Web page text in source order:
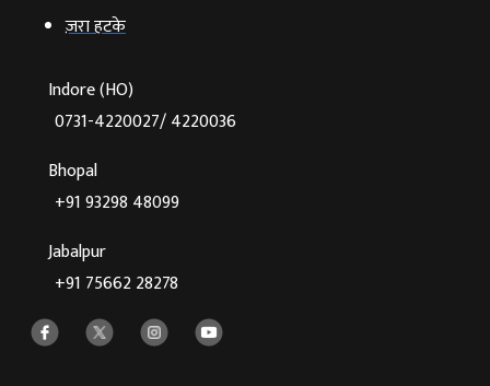
ज़रा हटके
Indore (HO)
0731-4220027/ 4220036
Bhopal
+91 93298 48099
Jabalpur
+91 75662 28278